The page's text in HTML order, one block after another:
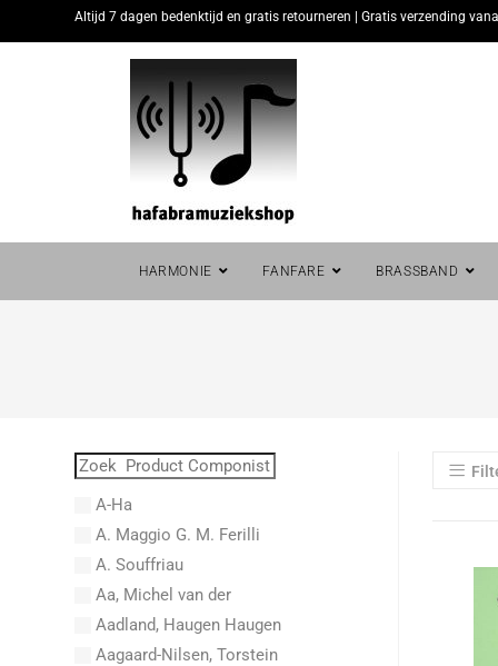
Altijd 7 dagen bedenktijd en gratis retourneren | Gratis verzending
HARMONIE FANFARE BRASSBAND
A-Ha
A. Maggio G. M. Ferilli
A. Souffriau
Aa, Michel van der
Aadland, Haugen Haugen
Aagaard-Nilsen, Torstein